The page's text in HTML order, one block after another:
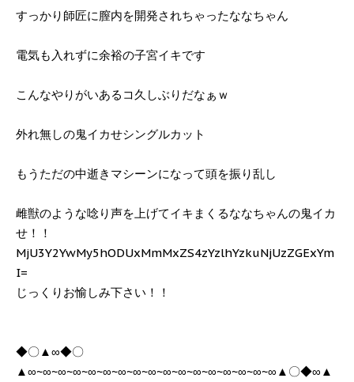
すっかり師匠に膣内を開発されちゃったななちゃん
電気も入れずに余裕の子宮イキです
こんなやりがいあるコ久しぶりだなぁｗ
外れ無しの鬼イカせシングルカット
もうただの中逝きマシーンになって頭を振り乱し
雌獣のような唸り声を上げてイキまくるななちゃんの鬼イカ
せ！！
MjU3Y2YwMy5hODUxMmMxZS4zYzlhYzkuNjUzZGExYm
I=
じっくりお愉しみ下さい！！
◆〇▲∞◆〇
▲∞~∞~∞~∞~∞~∞~∞~∞~∞~∞~∞~∞~∞~∞~∞~∞~∞▲〇◆∞▲